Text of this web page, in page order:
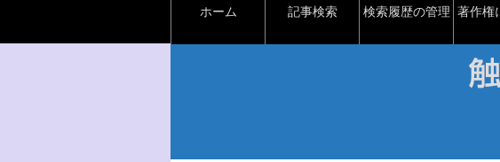
ホーム 記事検索 検索履歴の管理 著作権